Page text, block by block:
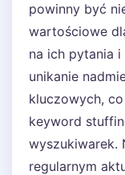
powinny być
wartościowe
na ich pytania
unikanie
kluczowych,
keyword
wyszukiwarek.
regularnym